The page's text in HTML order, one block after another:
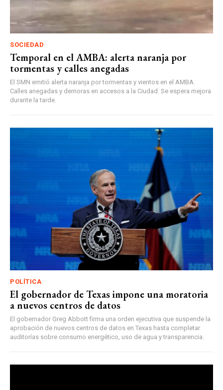
SOCIEDAD
Temporal en el AMBA: alerta naranja por
tormentas y calles anegadas
El SMN emitió alerta naranja por tormentas y vientos en el AMBA.
Calles anegadas y demoras en accesos a la Ciudad. Se espera mejora
durante la tarde.
POLÍTICA
El gobernador de Texas impone una moratoria
a nuevos centros de datos
El gobernador Greg Abbott firma una orden ejecutiva que suspende la
aprobación de nuevos centros de datos en Texas hasta completar
auditorías sobre consumo energético, uso de agua y transparencia.